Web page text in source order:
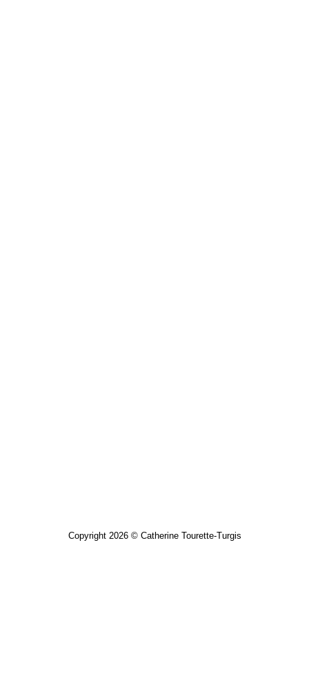
Copyright 2026 © Catherine Tourette-Turgis